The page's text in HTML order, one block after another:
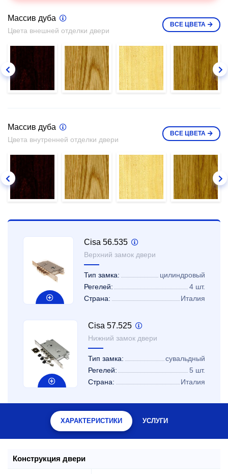
Массив дуба
Цвета внешней отделки двери
ВСЕ ЦВЕТА
Массив дуба
Цвета внутренней отделки двери
ВСЕ ЦВЕТА
Cisa 56.535
Верхний замок двери
Тип замка:
цилиндровый
Регелей:
4 шт.
Страна:
Италия
Cisa 57.525
Нижний замок двери
Тип замка:
сувальдный
Регелей:
5 шт.
Страна:
Италия
ХАРАКТЕРИСТИКИ УСЛУГИ
Конструкция двери